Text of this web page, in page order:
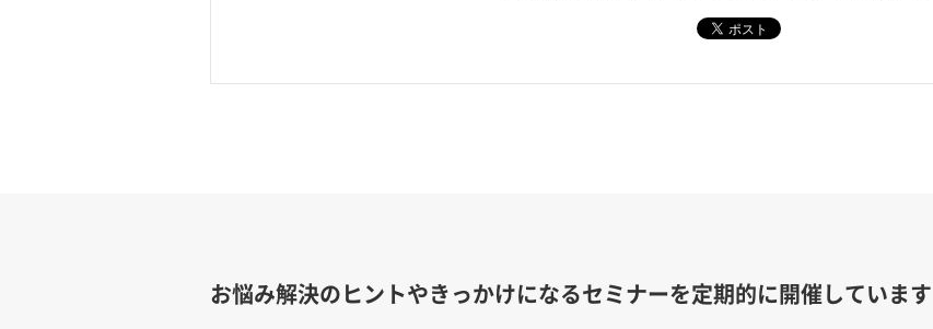
お悩み解決のヒントやきっかけになるセミナーを定期的に開催しています